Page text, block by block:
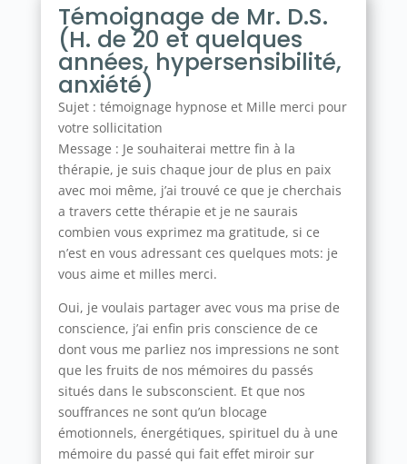
Témoignage de Mr. D.S.
(H. de 20 et quelques
années, hypersensibilité,
anxiété)
Sujet : témoignage hypnose et Mille merci pour
votre sollicitation
Message : Je souhaiterai mettre fin à la
thérapie, je suis chaque jour de plus en paix
avec moi même, j’ai trouvé ce que je cherchais
a travers cette thérapie et je ne saurais
combien vous exprimez ma gratitude, si ce
n’est en vous adressant ces quelques mots: je
vous aime et milles merci.
Oui, je voulais partager avec vous ma prise de
conscience, j’ai enfin pris conscience de ce
dont vous me parliez nos impressions ne sont
que les fruits de nos mémoires du passés
situés dans le subsconscient. Et que nos
souffrances ne sont qu’un blocage
émotionnels, énergétiques, spirituel du à une
mémoire du passé qui fait effet miroir sur